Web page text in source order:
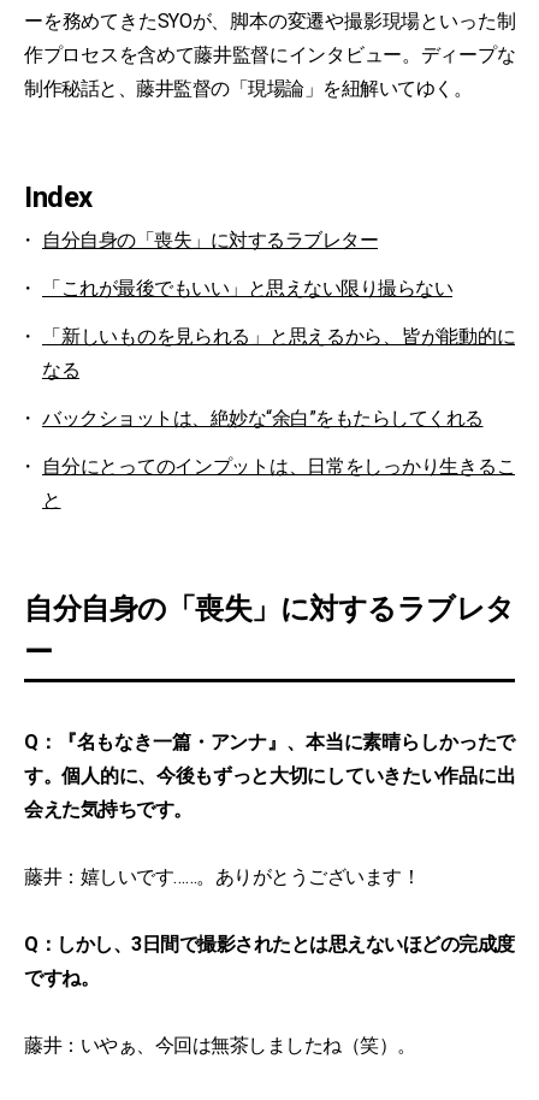
ーを務めてきたSYOが、脚本の変遷や撮影現場といった制
作プロセスを含めて藤井監督にインタビュー。ディープな
制作秘話と、藤井監督の「現場論」を紐解いてゆく。
Index
自分自身の「喪失」に対するラブレター
「これが最後でもいい」と思えない限り撮らない
「新しいものを見られる」と思えるから、皆が能動的に
なる
バックショットは、絶妙な“余白”をもたらしてくれる
自分にとってのインプットは、日常をしっかり生きるこ
と
自分自身の「喪失」に対するラブレタ
ー
Q：『名もなき一篇・アンナ』、本当に素晴らしかったで
す。個人的に、今後もずっと大切にしていきたい作品に出
会えた気持ちです。
藤井：嬉しいです……。ありがとうございます！
Q：しかし、3日間で撮影されたとは思えないほどの完成度
ですね。
藤井：いやぁ、今回は無茶しましたね（笑）。